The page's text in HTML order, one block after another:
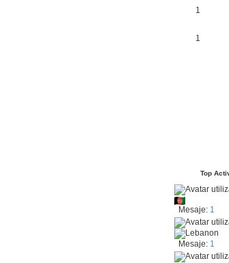
1
1
Top
Mesaje: 1
Mesaje: 1